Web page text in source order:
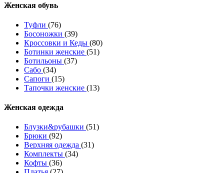
Женcкая обувь
Туфли (76)
Босоножки (39)
Кроссовки и Кеды (80)
Ботинки женские (51)
Ботильоны (37)
Сабо (34)
Сапоги (15)
Тапочки женские (13)
Женская одежда
Блузки&рубашки (51)
Брюки (92)
Верхняя одежда (31)
Комплекты (34)
Кофты (36)